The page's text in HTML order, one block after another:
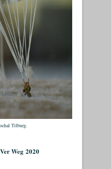
Tilburg.
Weg2020